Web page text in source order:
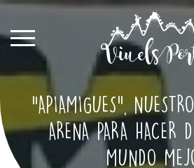
“APIAMIGUES”,
ARENA PARA HACER
MUNDO